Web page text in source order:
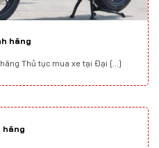
hãng
Thủ tục mua xe tại Đại [...]
hãng